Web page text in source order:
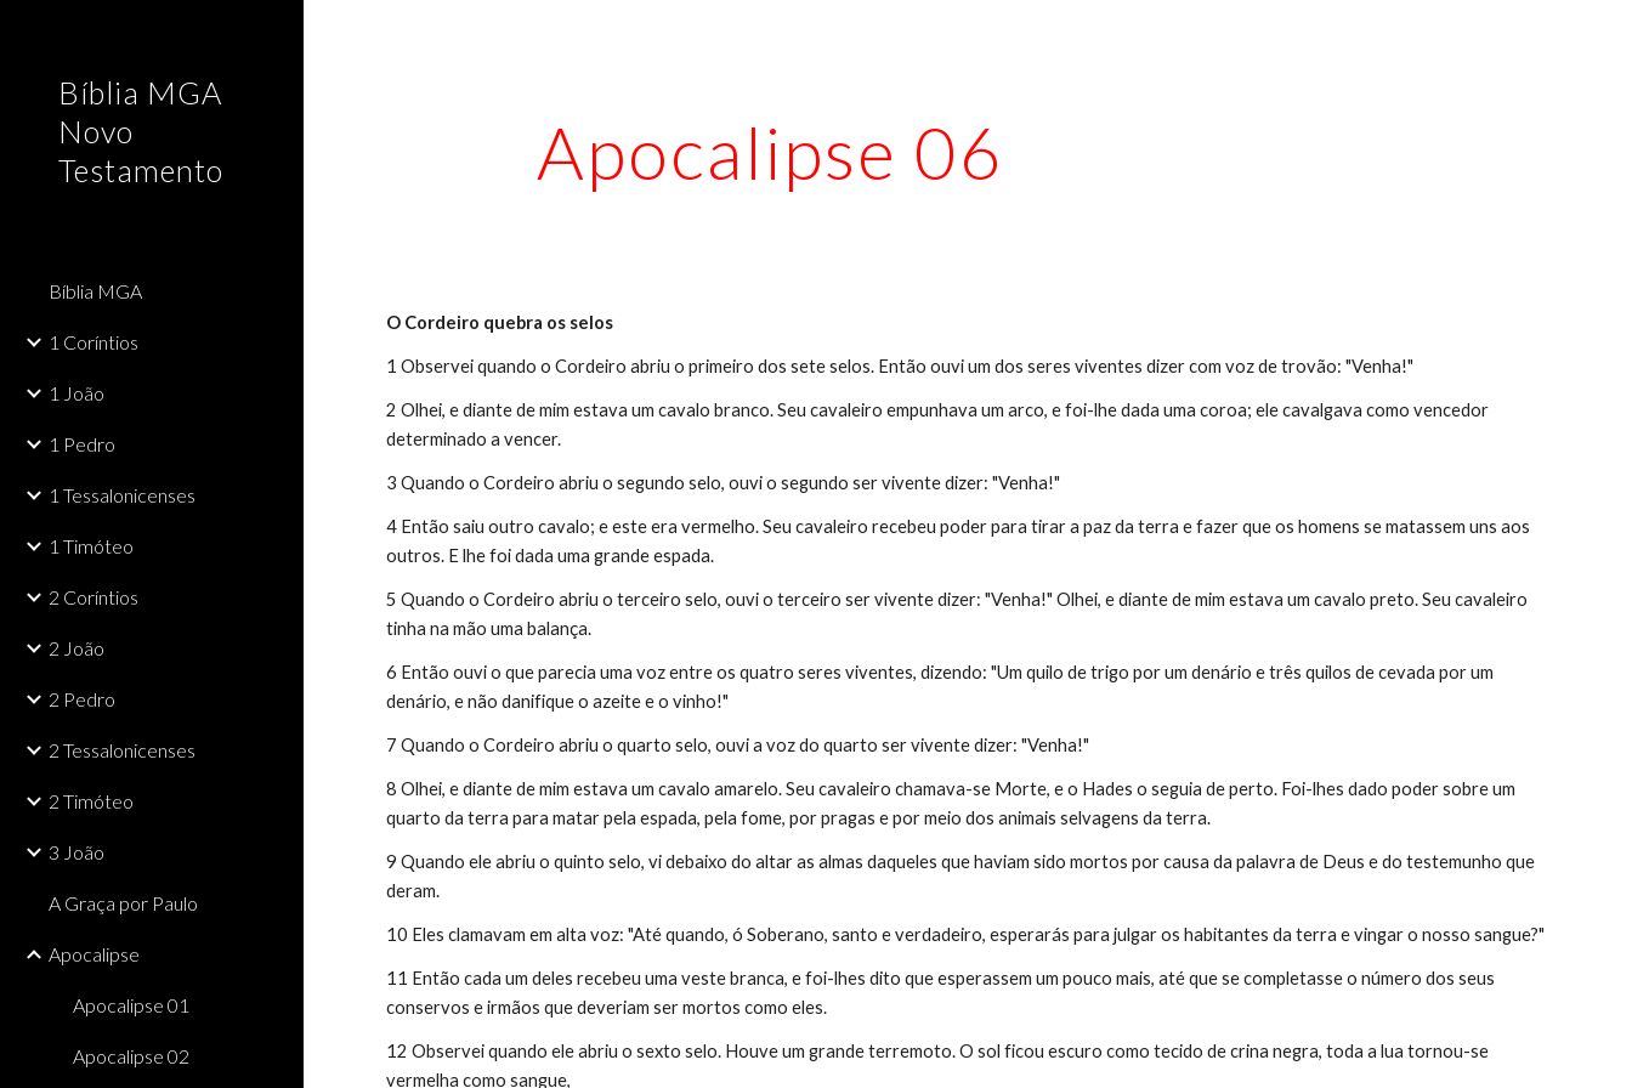
Bíblia MGA
Novo
Testamento
Bíblia MGA
1 Coríntios
1 João
1 Pedro
1 Tessalonicenses
1 Timóteo
2 Coríntios
2 João
2 Pedro
2 Tessalonicenses
2 Timóteo
3 João
A Graça por Paulo
Apocalipse
Apocalipse 01
Apocalipse 02
Apocalipse 06
O Cordeiro quebra os selos
1 Observei quando o Cordeiro abriu o primeiro dos sete selos. Então ouvi um dos seres viventes dizer com voz de trovão: "Venha!"
2 Olhei, e diante de mim estava um cavalo branco. Seu cavaleiro empunhava um arco, e foi-lhe dada uma coroa; ele cavalgava como vencedor
determinado a vencer.
3 Quando o Cordeiro abriu o segundo selo, ouvi o segundo ser vivente dizer: "Venha!"
4 Então saiu outro cavalo; e este era vermelho. Seu cavaleiro recebeu poder para tirar a paz da terra e fazer que os homens se matassem uns aos
outros. E lhe foi dada uma grande espada.
5 Quando o Cordeiro abriu o terceiro selo, ouvi o terceiro ser vivente dizer: "Venha!" Olhei, e diante de mim estava um cavalo preto. Seu cavaleiro
tinha na mão uma balança.
6 Então ouvi o que parecia uma voz entre os quatro seres viventes, dizendo: "Um quilo de trigo por um denário e três quilos de cevada por um
denário, e não danifique o azeite e o vinho!"
7 Quando o Cordeiro abriu o quarto selo, ouvi a voz do quarto ser vivente dizer: "Venha!"
8 Olhei, e diante de mim estava um cavalo amarelo. Seu cavaleiro chamava-se Morte, e o Hades o seguia de perto. Foi-lhes dado poder sobre um
quarto da terra para matar pela espada, pela fome, por pragas e por meio dos animais selvagens da terra.
9 Quando ele abriu o quinto selo, vi debaixo do altar as almas daqueles que haviam sido mortos por causa da palavra de Deus e do testemunho que
deram.
10 Eles clamavam em alta voz: "Até quando, ó Soberano, santo e verdadeiro, esperarás para julgar os habitantes da terra e vingar o nosso sangue?"
11 Então cada um deles recebeu uma veste branca, e foi-lhes dito que esperassem um pouco mais, até que se completasse o número dos seus
conservos e irmãos que deveriam ser mortos como eles.
12 Observei quando ele abriu o sexto selo. Houve um grande terremoto. O sol ficou escuro como tecido de crina negra, toda a lua tornou-se
vermelha como sangue,